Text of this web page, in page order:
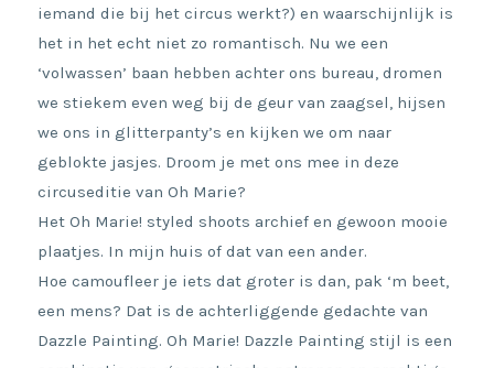
iemand die bij het circus werkt?) en waarschijnlijk is
het in het echt niet zo romantisch. Nu we een
‘volwassen’ baan hebben achter ons bureau, dromen
we stiekem even weg bij de geur van zaagsel, hijsen
we ons in glitterpanty’s en kijken we om naar
geblokte jasjes. Droom je met ons mee in deze
circuseditie van Oh Marie?
Het Oh Marie! styled shoots archief en gewoon mooie
plaatjes. In mijn huis of dat van een ander.
Hoe camoufleer je iets dat groter is dan, pak ‘m beet,
een mens? Dat is de achterliggende gedachte van
Dazzle Painting. Oh Marie! Dazzle Painting stijl is een